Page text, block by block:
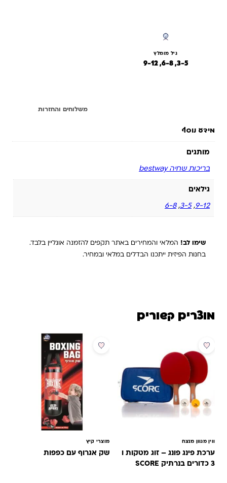
גיל מומלץ
3-5, 6-8, 9-12
משלוחים והחזרות
מידע נוסף
מותגים
בריכות שחיה bestway
גילאים
9-12
,
3-5
,
6-8
שימו לב! המלאי והמחירים באתר תקפים להזמנה אונליין בלבד.
בחנות הפיזית ייתכנו הבדלים במלאי ובמחיר.
מוצרים קשורים
ווין מגוון מנצח
ערכת פינג פונג – זוג מטקות ו
3 כדורים בנרתיק SCORE
מבצע
מוצרי קיץ
שק אגרוף עם כפפות